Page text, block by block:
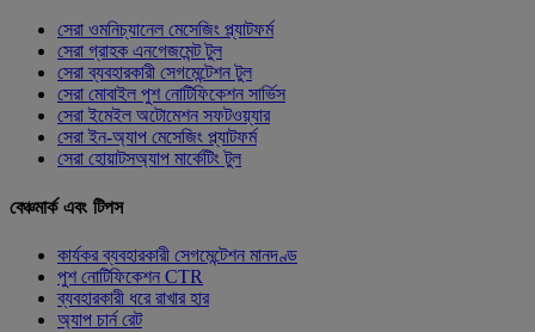
সেরা ওমনিচ্যানেল মেসেজিং প্ল্যাটফর্ম
সেরা গ্রাহক এনগেজমেন্ট টুল
সেরা ব্যবহারকারী সেগমেন্টেশন টুল
সেরা মোবাইল পুশ নোটিফিকেশন সার্ভিস
সেরা ইমেইল অটোমেশন সফটওয়্যার
সেরা ইন-অ্যাপ মেসেজিং প্ল্যাটফর্ম
সেরা হোয়াটসঅ্যাপ মার্কেটিং টুল
বেঞ্চমার্ক এবং টিপস
কার্যকর ব্যবহারকারী সেগমেন্টেশন মানদণ্ড
পুশ নোটিফিকেশন CTR
ব্যবহারকারী ধরে রাখার হার
অ্যাপ চার্ন রেট